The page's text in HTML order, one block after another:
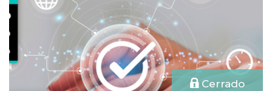
Cerrado